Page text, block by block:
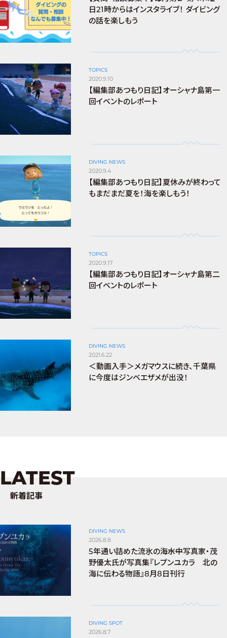
日21時からはインスタライブ！ ダイビング
の話を楽しもう
TOPICS
2020.9.10
【編集部あつもり日記】オーシャナ島第一
回イベントのレポート
DIVING NEWS
2020.9.4
【編集部あつもり日記】夏休みが終わって
もまだまだ夏を！海を楽しもう！
TOPICS
2020.9.17
【編集部あつもり日記】オーシャナ島第二
回イベントのレポート
DIVING NEWS
2021.6.22
＜動画入手＞メガマウスに続き、千葉県
に今度はジンベエザメが出没！
LATEST
新着記事
DIVING NEWS
2026.8.8
5年通い詰めた流氷の海――水中写真家・茂
野優太氏が写真集『レプンユカラ 北の
海に伝わる物語』8月8日刊行
DIVING SPOT
2026.8.7